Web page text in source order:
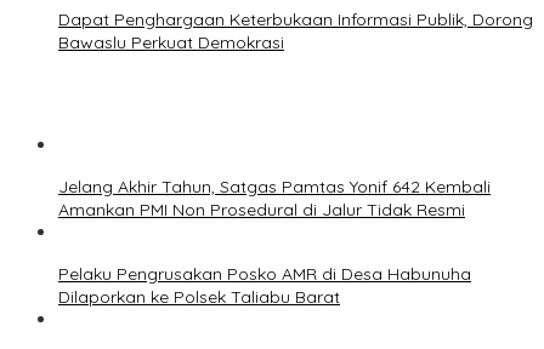
Dapat Penghargaan Keterbukaan Informasi Publik, Dorong
Bawaslu Perkuat Demokrasi
Jelang Akhir Tahun, Satgas Pamtas Yonif 642 Kembali
Amankan PMI Non Prosedural di Jalur Tidak Resmi
Pelaku Pengrusakan Posko AMR di Desa Habunuha
Dilaporkan ke Polsek Taliabu Barat